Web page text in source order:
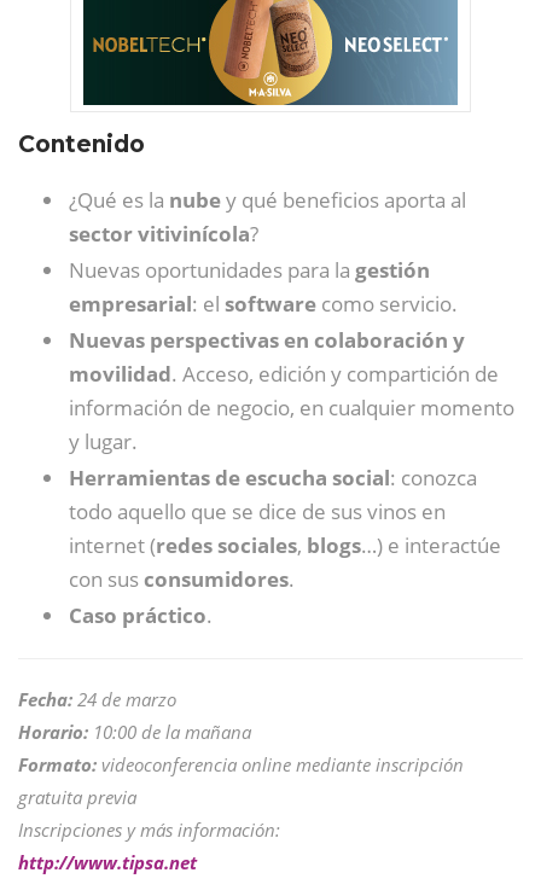
Contenido
¿Qué es la nubey qué beneficios aporta al
sector vitivinícola?
Nuevas oportunidades para la gestión
empresarial: el software como servicio.
Nuevas perspectivas en colaboración y
movilidad. Acceso, edición y compartición de
información de negocio, en cualquier momento
y lugar.
Herramientas de escucha social: conozca
todo aquello que se dice de sus vinos en
internet (redes sociales, blogs…) e interactúe
con susconsumidores.
Caso práctico.
Fecha: 24 de marzo
Horario: 10:00 de la mañana
Formato: videoconferencia online mediante inscripción
gratuita previa
Inscripciones y más información:
http://www.tipsa.net